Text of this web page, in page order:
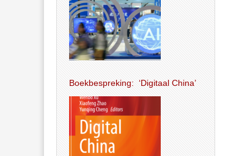
Boekbespreking: ‘Digitaal China’